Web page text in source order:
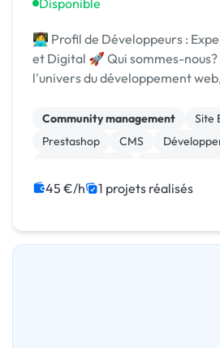
Disponible
👩‍💻 Profil de Développeurs :
et Digital 🚀 Qui sommes-nous? Passionnés par
l'univers du développement
solutions concrètes. Notre
Community management
Site
Prestashop
CMS
ChatGPT
Machine Learning
45 €/h 1 projets réalisés